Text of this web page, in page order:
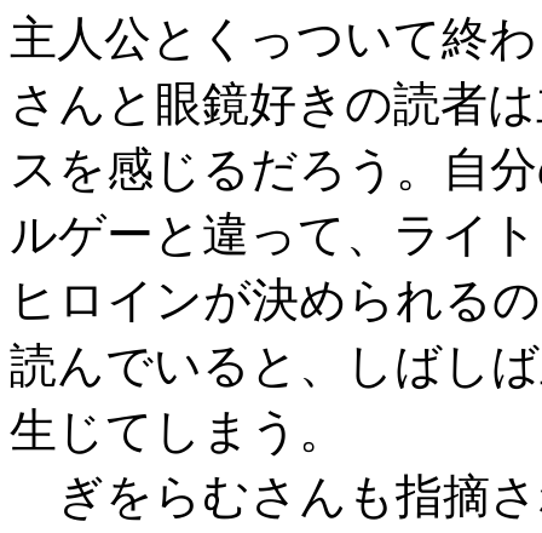
主人公とくっついて終
さんと眼鏡好きの読者
スを感じるだろう。自
ルゲーと違って、ライ
ヒロインが決められる
読んでいると、しばし
生じてしまう。
ぎをらむさんも指摘